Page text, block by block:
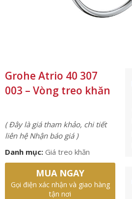
Grohe Atrio 40 307
003 – Vòng treo khăn
( Đây là giá tham khảo, chi tiết
liên hệ Nhận báo giá )
Danh mục: Giá treo khăn
MUA NGAY
Gọi điện xác nhận và giao hàng
tận nơi